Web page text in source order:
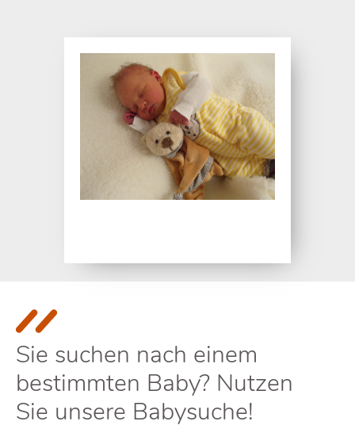
Sie suchen nach einem
bestimmten Baby? Nutzen
Sie unsere Babysuche!